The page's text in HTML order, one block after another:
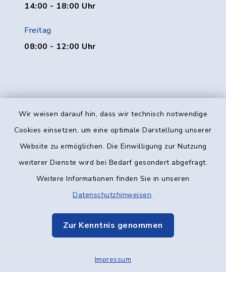
Wir weisen darauf hin, dass wir technisch notwendige
Cookies einsetzen, um eine optimale Darstellung unserer
Website zu ermöglichen. Die Einwilligung zur Nutzung
weiterer Dienste wird bei Bedarf gesondert abgefragt.
Weitere Informationen finden Sie in unseren
Datenschutzhinweisen.
Zur Kenntnis genommen
Impressum
14:00 - 18:00 Uhr
Freitag
08:00 - 12:00 Uhr
Kontakt
Datenschutz
Elektronische Kommunikation
Sitemap